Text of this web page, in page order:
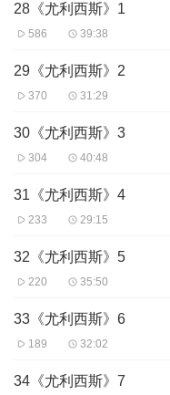
28《尤利西斯》1
586 39:38
29《尤利西斯》2
370 31:29
30《尤利西斯》3
304 40:48
31《尤利西斯》4
233 29:15
32《尤利西斯》5
220 35:50
33《尤利西斯》6
189 32:02
34《尤利西斯》7